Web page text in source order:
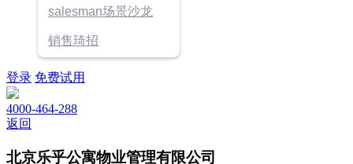
salesman场景沙龙
销售琦招
登录 免费试用
4000-464-288
返回
北京乐乎公寓物业管理有限公司